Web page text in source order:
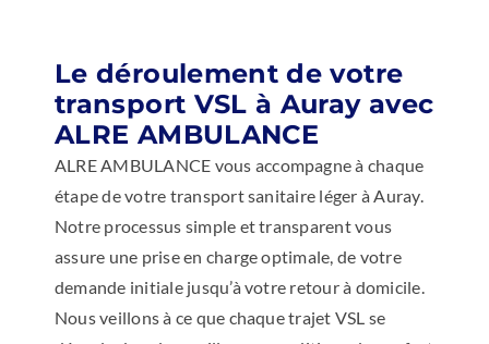
Le déroulement de votre
transport VSL à Auray avec
ALRE AMBULANCE
ALRE AMBULANCE vous accompagne à chaque
étape de votre transport sanitaire léger à Auray.
Notre processus simple et transparent vous
assure une prise en charge optimale, de votre
demande initiale jusqu’à votre retour à domicile.
Nous veillons à ce que chaque trajet VSL se